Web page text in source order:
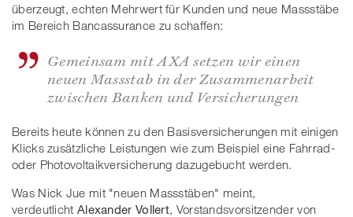
überzeugt, echten Mehrwert für Kunden und neue Massstäbe
im Bereich Bancassurance zu schaffen:
Gemeinsam mit AXA setzen wir einen
neuen Massstab in der Zusammenarbeit
zwischen Banken und Versicherungen
Bereits heute können zu den Basisversicherungen mit einigen
Klicks zusätzliche Leistungen wie zum Beispiel eine Fahrrad-
oder Photovoltaikversicherung dazugebucht werden.
Was Nick Jue mit "neuen Massstäben" meint,
verdeutlicht Alexander Vollert , Vorstandsvorsitzender von